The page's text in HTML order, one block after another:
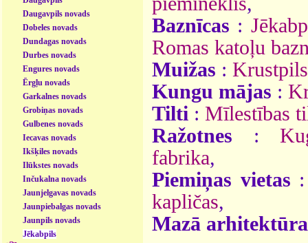
Daugavpils novads
Dobeles novads
Dundagas novads
Durbes novads
Engures novads
Ērgļu novads
Garkalnes novads
Grobiņas novads
Gulbenes novads
Iecavas novads
Ikšķiles novads
Ilūkstes novads
Inčukalna novads
Jaunjelgavas novads
Jaunpiebalgas novads
Jaunpils novads
Jēkabpils
Baznīcas :
Romas katoļu
Muižas :
Kungu mājas :
Tilti : Mīlestības
Ražotnes :
fabrika,
Piemiņas vietas
kapličas,
Mazā arhitektūra